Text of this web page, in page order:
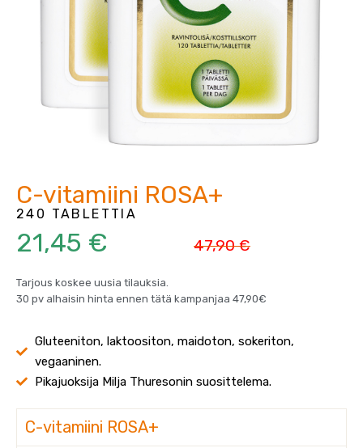
C-vitamiini ROSA+
240 TABLETTIA
21,45 € 47,90 €
Tarjous koskee uusia tilauksia.
30 pv alhaisin hinta ennen tätä kampanjaa 47,90€
Gluteeniton, laktoositon, maidoton, sokeriton,
vegaaninen.
Pikajuoksija Milja Thuresonin suosittelema.
C-vitamiini ROSA+